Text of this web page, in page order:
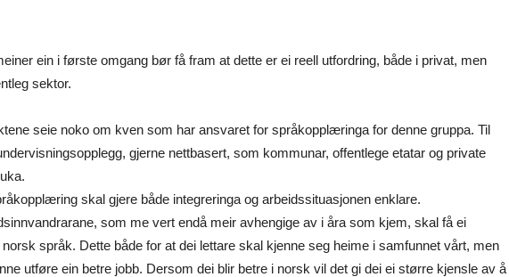
ein i første omgang bør få fram at dette er ei reell utfordring, både i privat, men
sektor.
seie noko om kven som har ansvaret for språkopplæringa for denne gruppa. Til
gjerne nettbasert, som kommunar, offentlege etatar og private
skal gjere både integreringa og arbeidssituasjonen enklare.
som me vert endå meir avhengige av i åra som kjem, skal få ei
språk. Dette både for at dei lettare skal kjenne seg heime i samfunnet vårt, men
utføre ein betre jobb. Dersom dei blir betre i norsk vil det gi dei ei større kjensle av å